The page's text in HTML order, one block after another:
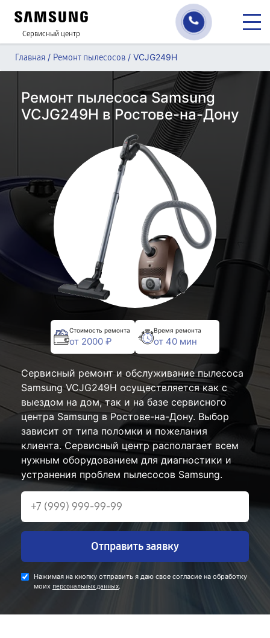
Сервисный центр
Главная / Ремонт пылесосов / VCJG249H
Ремонт пылесоса Samsung
VCJG249H в Ростове-на-Дону
Стоимость ремонта
от 2000 ₽
Время ремонта
от 40 мин
Сервисный ремонт и обслуживание пылесоса
Samsung VCJG249H осуществляется как с
выездом на дом, так и на базе сервисного
центра Samsung в Ростове-на-Дону. Выбор
зависит от типа поломки и пожелания
клиента. Сервисный центр располагает всем
нужным оборудованием для диагностики и
устранения проблем пылесосов Samsung.
Отправить заявку
Нажимая на кнопку отправить я даю свое согласие на обработку
моих персональных данных.